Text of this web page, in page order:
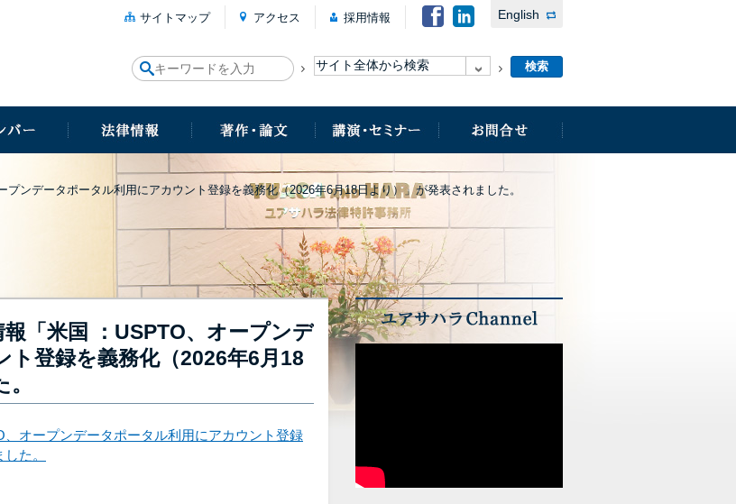
サイトマップ アクセス 採用情報 English
ンデータポータル利用にアカウント登録を義務化（2026年6月18日より）」が発表されました。
「米国 ：USPTO、オープンデ
登録を義務化（2026年6月18
オープンデータポータル利用にアカウント登録
た。